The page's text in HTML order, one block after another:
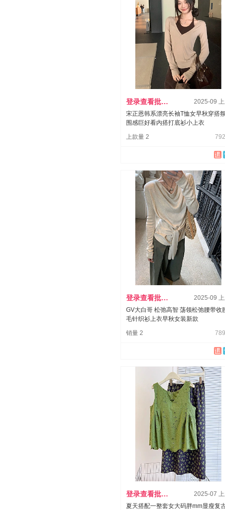
登录查看批发价
2025-09
宋正恩韩系漂亮长袖T恤女早秋穿搭
围感巨好看内搭打底衫小上衣
上款量 2
登录查看批发价
2025-09
GV大白哥 松弛高智 荡领松弛腰带收
毛针织衫上衣早秋女装新款
销量 2
登录查看批发价
2025-07
夏天搭配一整套女大码胖mm显瘦复